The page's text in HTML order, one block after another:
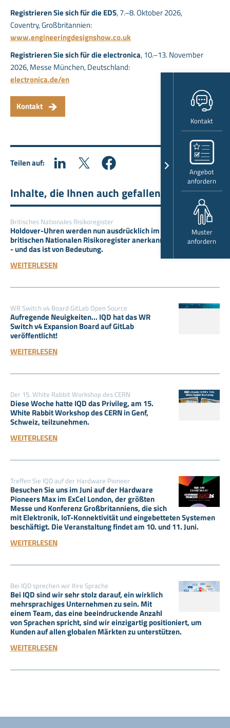
Kontakt
Angebot
anfordern
Muster
anfordern
Registrieren Sie sich für die EDS, 7.–8. Oktober 2026,
Coventry, Großbritannien:
www.engineeringdesignshow.co.uk
Registrieren Sie sich für die electronica, 10.–13. November
2026, Messe München, Deutschland:
electronica.de/en
Kontakt
Teilen auf:
Inhalte, die Ihnen auch gefallen könnten
Britisches Nationales Risikoregister
Holdover-Uhren werden nun ausdrücklich im
britischen Nationalen Risikoregister anerkannt
- und das ist von Bedeutung.
WEITERLESEN
WR Switch v4 Board GitLab Open Source
Aufregende Neuigkeiten... IQD hat das WR
Switch v4 Expansion Board auf GitLab
veröffentlicht!
WEITERLESEN
Der 15. White Rabbit Workshop des CERN
Diese Woche hatte IQD das Privileg, am 15.
White Rabbit Workshop des CERN in Genf,
Schweiz, teilzunehmen.
WEITERLESEN
Treffen Sie IQD auf der Hardware Pioneer
Besuchen Sie uns im Juni auf der Hardware
Pioneers Max im ExCel London, der größten
Messe und Konferenz Großbritanniens, die sich
mit Elektronik, IoT-Konnektivität und eingebetteten Systemen
beschäftigt. Die Veranstaltung findet am 10. und 11. Juni.
WEITERLESEN
Bei IQD sprechen wir Ihre Sprache
Bei IQD sind wir sehr stolz darauf, ein wirklich
mehrsprachiges Unternehmen zu sein. Mit
einem Team, das eine beeindruckende Anzahl
von Sprachen spricht, sind wir einzigartig positioniert, um
Kunden auf allen globalen Märkten zu unterstützen.
WEITERLESEN